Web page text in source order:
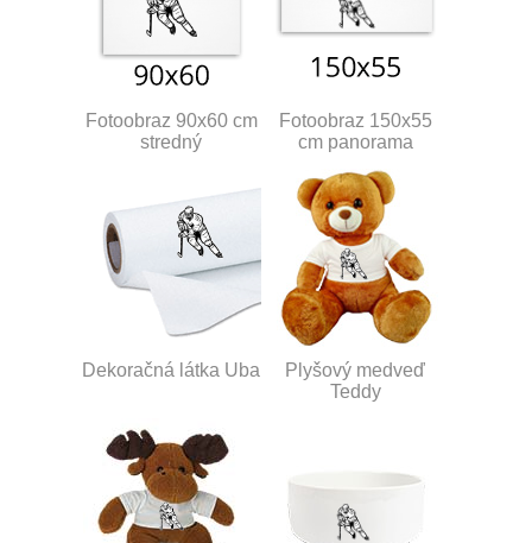
Fotoobraz 90x60 cm
stredný
Fotoobraz 150x55
cm panorama
Dekoračná látka Uba
Plyšový medveď
Teddy